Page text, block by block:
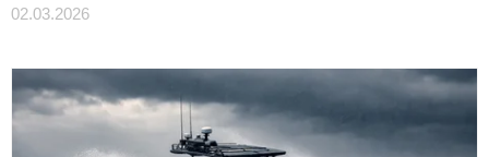
02.03.2026